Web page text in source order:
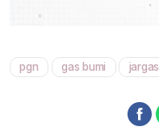
pgn gas bumi jargas